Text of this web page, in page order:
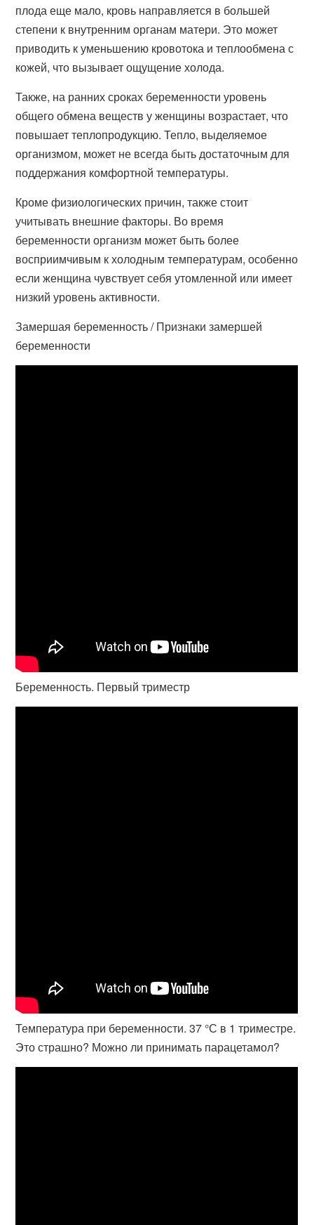
плода еще мало, кровь направляется в большей
степени к внутренним органам матери. Это может
приводить к уменьшению кровотока и теплообмена с
кожей, что вызывает ощущение холода.
Также, на ранних сроках беременности уровень
общего обмена веществ у женщины возрастает, что
повышает теплопродукцию. Тепло, выделяемое
организмом, может не всегда быть достаточным для
поддержания комфортной температуры.
Кроме физиологических причин, также стоит
учитывать внешние факторы. Во время
беременности организм может быть более
восприимчивым к холодным температурам, особенно
если женщина чувствует себя утомленной или имеет
низкий уровень активности.
Замершая беременность / Признаки замершей
беременности
Беременность. Первый триместр
Температура при беременности. 37 °С в 1 триместре.
Это страшно? Можно ли принимать парацетамол?